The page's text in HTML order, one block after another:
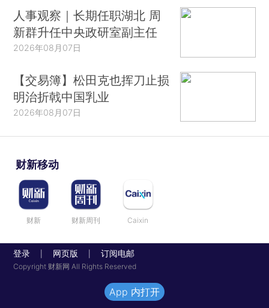
人事观察｜长期任职湖北 周
新群升任中央政研室副主任
2026年08月07日
【交易簿】松田克也挥刀止损
明治折戟中国乳业
2026年08月07日
财新移动
财新 财新周刊 Caixin
登录 网页版 订阅电邮
Copyright 财新网 All Rights Reserved
App 内打开